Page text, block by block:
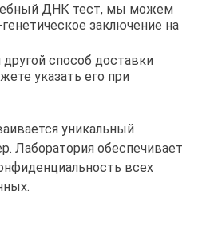
ДНК тест, мы можем
заключение на
способ доставки
указать его при
уникальный
Лаборатория обеспечивает
всех